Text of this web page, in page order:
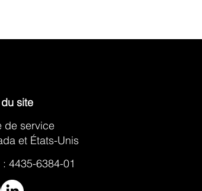
site
de service
et États-Unis
: 4435-6384-01​​